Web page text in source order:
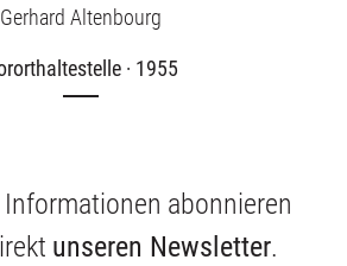
Gerhard Altenbourg
· 1955
abonnieren
unseren Newsletter.